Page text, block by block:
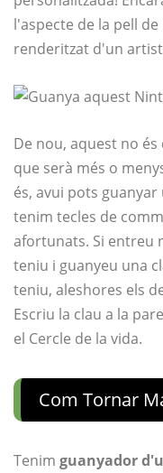
l'aspecte de la pell
renderitzat d'un
De nou, aquest no
que serà més o
és, avui pots
tenim tecles de
afortunats. Si entreu
teniu i guanyeu una
teniu, aleshores els
Escriu la clau a la
el Cercle de la vida.
Com Tornar
Tenim guanyador